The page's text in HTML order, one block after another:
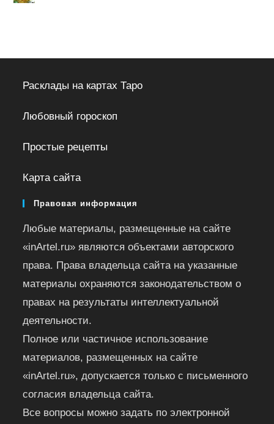
Расклады на картах Таро
Любовный гороскоп
Простые рецепты
Карта сайта
Правовая информация
Любые материалы, размещенные на сайте
«inArtel.ru» являются объектами авторского
права. Права владельца сайта на указанные
материалы охраняются законодательством о
правах на результаты интеллектуальной
деятельности.
Полное или частичное использование
материалов, размещенных на сайте
«inArtel.ru», допускается только с письменного
согласия владельца сайта.
Все вопросы можно задать по электронной